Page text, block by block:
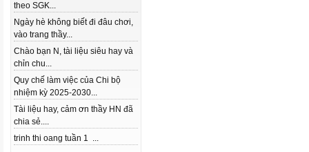
theo SGK...
Ngày hè không biết đi đâu chơi,
vào trang thầy...
Chào bạn N, tài liệu siêu hay và
chỉn chu...
Quy chế làm việc của Chi bộ
nhiệm kỳ 2025-2030...
Tài liệu hay, cảm ơn thầy HN đã
chia sẻ....
trinh thi oang tuần 1 ...